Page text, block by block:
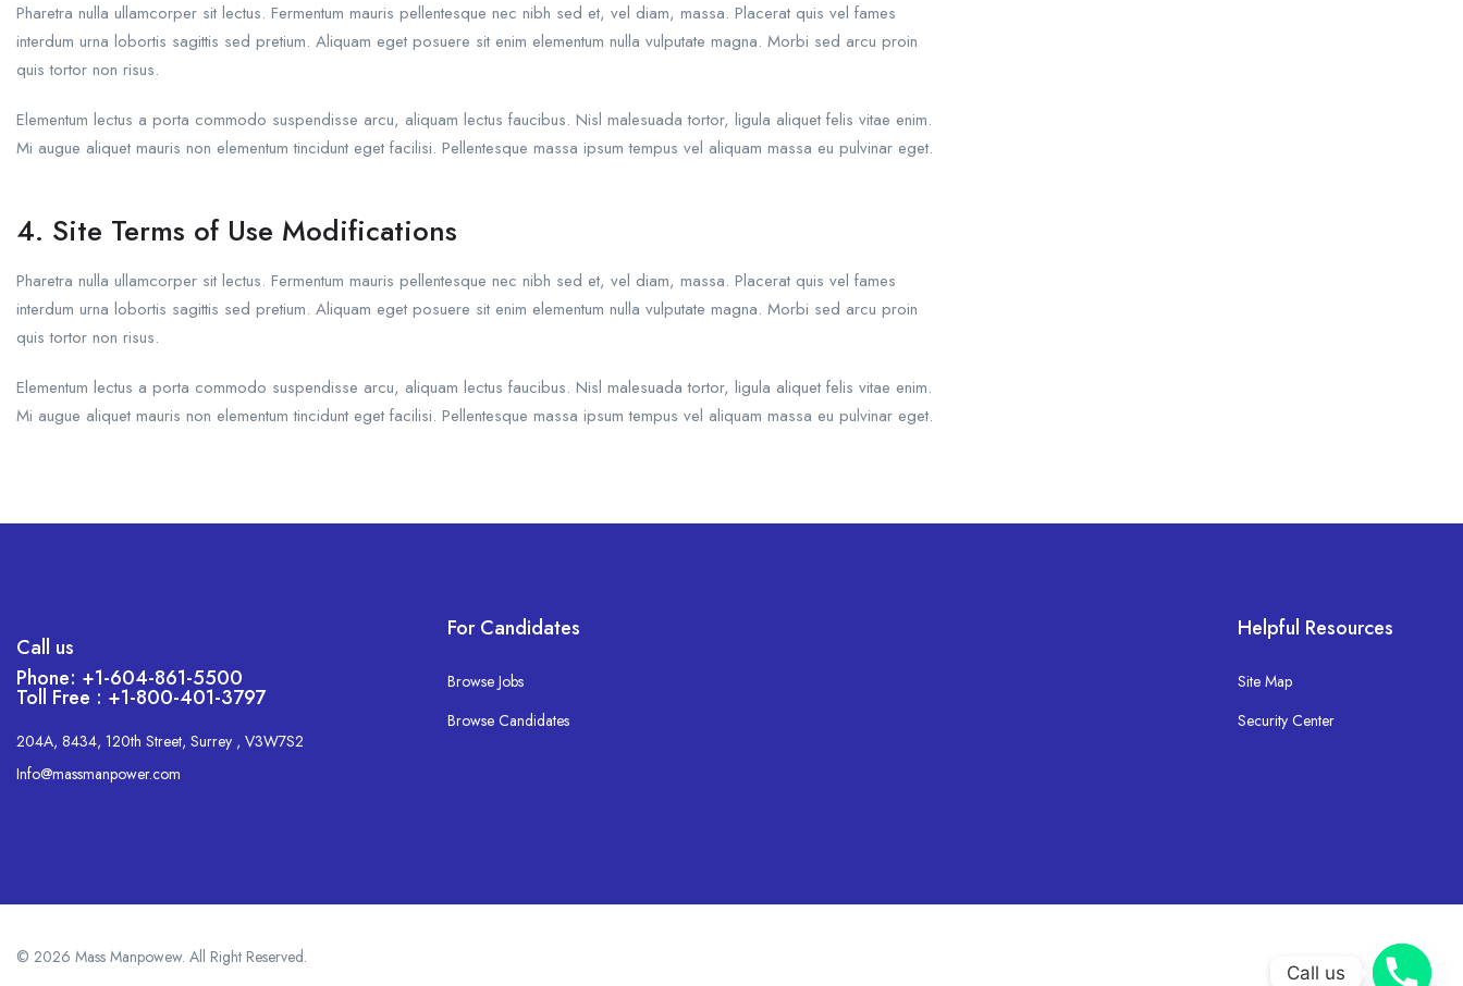
Pharetra nulla ullamcorper sit lectus. Fermentum mauris pellentesque nec nibh sed et, vel diam, massa. Placerat quis vel fames
interdum urna lobortis sagittis sed pretium. Aliquam eget posuere sit enim elementum nulla vulputate magna. Morbi sed arcu proin
quis tortor non risus.
Elementum lectus a porta commodo suspendisse arcu, aliquam lectus faucibus. Nisl malesuada tortor, ligula aliquet felis vitae enim.
Mi augue aliquet mauris non elementum tincidunt eget facilisi. Pellentesque massa ipsum tempus vel aliquam massa eu pulvinar eget.
4. Site Terms of Use Modifications
Pharetra nulla ullamcorper sit lectus. Fermentum mauris pellentesque nec nibh sed et, vel diam, massa. Placerat quis vel fames
interdum urna lobortis sagittis sed pretium. Aliquam eget posuere sit enim elementum nulla vulputate magna. Morbi sed arcu proin
quis tortor non risus.
Elementum lectus a porta commodo suspendisse arcu, aliquam lectus faucibus. Nisl malesuada tortor, ligula aliquet felis vitae enim.
Mi augue aliquet mauris non elementum tincidunt eget facilisi. Pellentesque massa ipsum tempus vel aliquam massa eu pulvinar eget.
Call us
Phone: +1-604-861-5500
Toll Free : +1-800-401-3797
204A, 8434, 120th Street, Surrey , V3W7S2
Info@massmanpower.com
For Candidates
Browse Jobs
Browse Candidates
Helpful Resources
Site Map
Security Center
© 2026 Mass Manpowew. All Right Reserved.
Call us